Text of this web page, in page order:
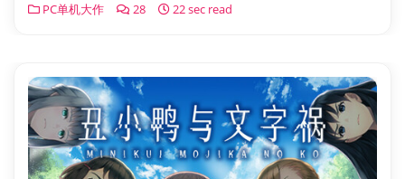
PC单机大作 28 22 sec read